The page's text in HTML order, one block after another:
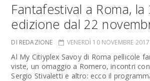
Fantafestival a Roma, la
edizione dal 22
DI REDAZIONE VENERDÌ 10 NOVEMBRE 2017
Al My Citiyplex Savoy di Roma pellicole
viste, un omaggio a Romero, incontri
Sergio Stivaletti e altro: ecco il